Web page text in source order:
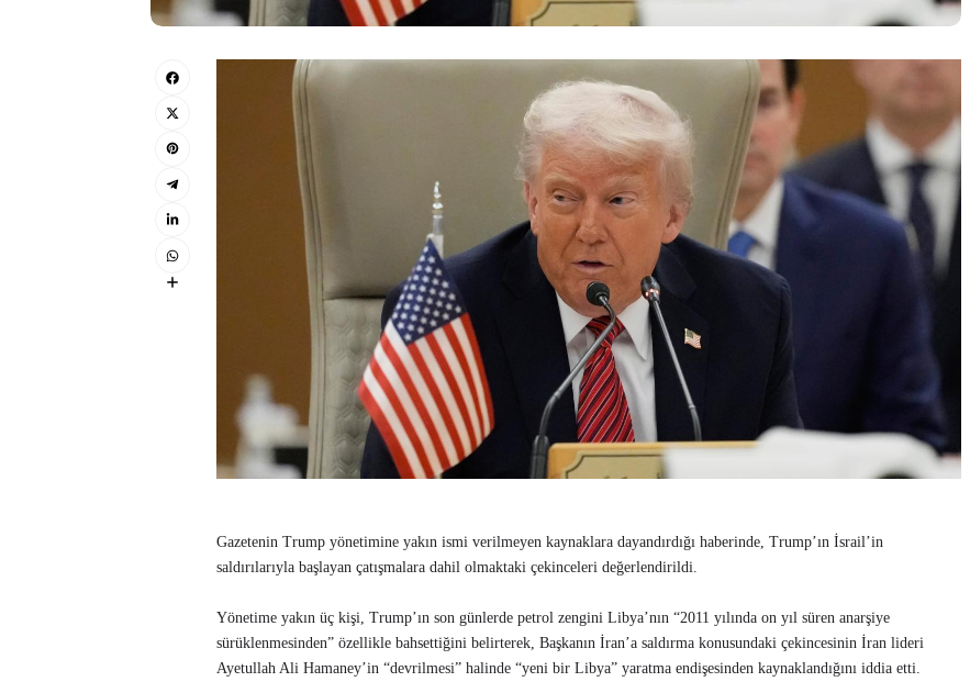
Gazetenin Trump yönetimine yakın ismi verilmeyen kaynaklara dayandırdığı haberinde, Trump’ın İsrail’in
saldırılarıyla başlayan çatışmalara dahil olmaktaki çekinceleri değerlendirildi.
Yönetime yakın üç kişi, Trump’ın son günlerde petrol zengini Libya’nın “2011 yılında on yıl süren anarşiye
sürüklenmesinden” özellikle bahsettiğini belirterek, Başkanın İran’a saldırma konusundaki çekincesinin İran lideri
Ayetullah Ali Hamaney’in “devrilmesi” halinde “yeni bir Libya” yaratma endişesinden kaynaklandığını iddia etti.